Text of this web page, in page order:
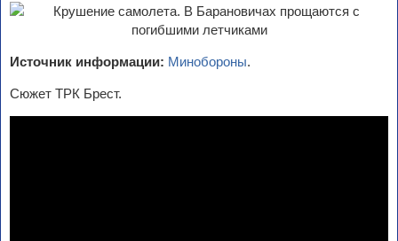
Источник информации: Минобороны.
Сюжет ТРК Брест.